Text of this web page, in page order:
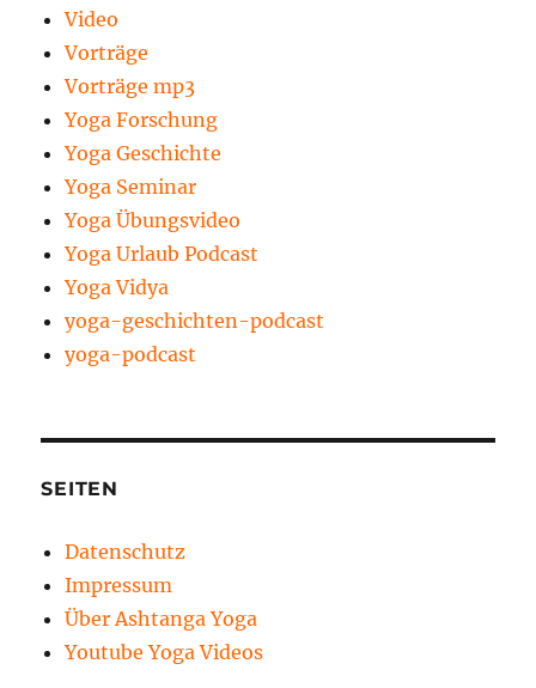
Video
Vorträge
Vorträge mp3
Yoga Forschung
Yoga Geschichte
Yoga Seminar
Yoga Übungsvideo
Yoga Urlaub Podcast
Yoga Vidya
yoga-geschichten-podcast
yoga-podcast
SEITEN
Datenschutz
Impressum
Über Ashtanga Yoga
Youtube Yoga Videos